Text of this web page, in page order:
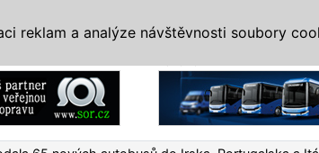
reklam a analýze návštěvnosti soubory